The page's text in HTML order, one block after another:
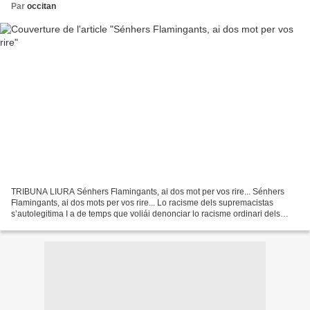
Par occitan
TRIBUNA LIURA Sénhers Flamingants, ai dos mot per vos rire... Sénhers
Flamingants, ai dos mots per vos rire... Lo racisme dels supremacistas
s’autolegitima I a de temps que voliái denonciar lo racisme ordinari dels